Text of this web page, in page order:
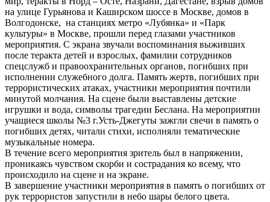
на улице Гурьянова и Каширском шоссе в Москве, домов в
Волгодонске, на станциях метро «Лубянка» и «Парк
культуры» в Москве, прошли перед глазами участников
мероприятия. С экрана звучали воспоминания выживших
после теракта детей и взрослых, фамилии сотрудников
спецслужб и правоохранительных органов, погибших при
исполнении служебного долга. Память жертв, погибших при
террористических атаках, участники мероприятия почтили
минутой молчания. На сцене были выставлены детские
игрушки и вода, символы трагедии Беслана. На мероприятии
учащиеся школы №3 г.Усть-Джегуты зажгли свечи в память о
погибших детях, читали стихи, исполняли тематические
музыкальные номера.
В течение всего мероприятия зритель был в напряжении,
проникаясь чувством скорби и сострадания ко всему, что
происходило на сцене и на экране.
В завершение участники мероприятия в память о погибших от
рук террористов запустили в небо шары белого цвета.